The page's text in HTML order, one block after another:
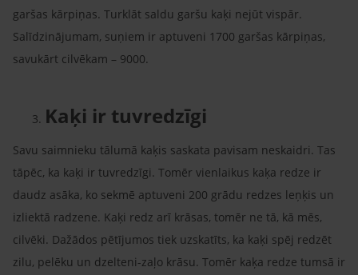
garšas kārpiņas. Turklāt saldu garšu kaķi nejūt vispār.
Salīdzinājumam, suņiem ir aptuveni 1700 garšas kārpiņas,
savukārt cilvēkam – 9000.
Kaķi ir tuvredzīgi
Savu saimnieku tālumā kaķis saskata pavisam neskaidri. Tas
tāpēc, ka kaķi ir tuvredzīgi. Tomēr vienlaikus kaķa redze ir
daudz asāka, ko sekmē aptuveni 200 grādu redzes leņķis un
izliektā radzene. Kaķi redz arī krāsas, tomēr ne tā, kā mēs,
cilvēki. Dažādos pētījumos tiek uzskatīts, ka kaķi spēj redzēt
zilu, pelēku un dzelteni-zaļo krāsu. Tomēr kaķa redze tumsā ir